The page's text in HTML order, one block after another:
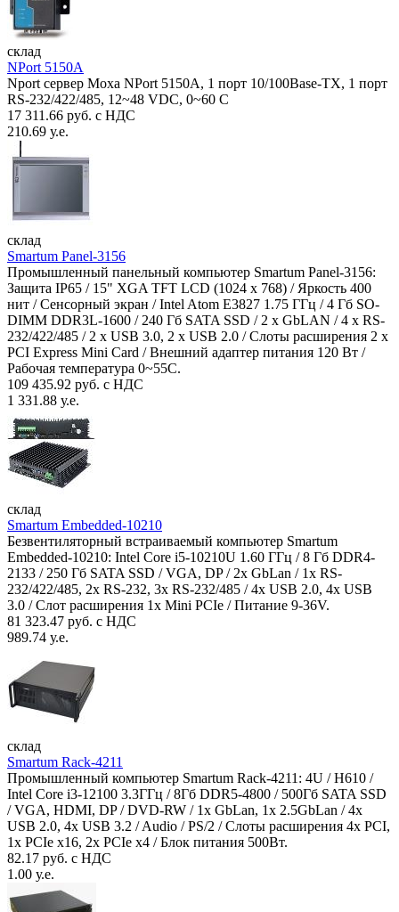
склад
NPort 5150A
Nport сервер Moxa NPort 5150A, 1 порт 10/100Base-TX, 1 порт
RS-232/422/485, 12~48 VDC, 0~60 С
17 311.66 руб. с НДС
210.69 у.е.
склад
Smartum Panel-3156
Промышленный панельный компьютер Smartum Panel-3156:
Защита IP65 / 15" XGA TFT LCD (1024 x 768) / Яркость 400
нит / Сенсорный экран / Intel Atom E3827 1.75 ГГц / 4 Гб SO-
DIMM DDR3L-1600 / 240 Гб SATA SSD / 2 x GbLAN / 4 x RS-
232/422/485 / 2 x USB 3.0, 2 x USB 2.0 / Слоты расширения 2 x
PCI Express Mini Card / Внешний адаптер питания 120 Вт /
Рабочая температура 0~55C.
109 435.92 руб. с НДС
1 331.88 у.е.
склад
Smartum Embedded-10210
Безвентиляторный встраиваемый компьютер Smartum
Embedded-10210: Intel Core i5-10210U 1.60 ГГц / 8 Гб DDR4-
2133 / 250 Гб SATA SSD / VGA, DP / 2х GbLan / 1х RS-
232/422/485, 2x RS-232, 3x RS-232/485 / 4x USB 2.0, 4х USB
3.0 / Слот расширения 1x Mini PCIe / Питание 9-36V.
81 323.47 руб. с НДС
989.74 у.е.
склад
Smartum Rack-4211
Промышленный компьютер Smartum Rack-4211: 4U / H610 /
Intel Core i3-12100 3.3ГГц / 8Гб DDR5-4800 / 500Гб SATA SSD
/ VGA, HDMI, DP / DVD-RW / 1x GbLan, 1x 2.5GbLan / 4x
USB 2.0, 4x USB 3.2 / Audio / PS/2 / Слоты расширения 4x PCI,
1x PCIe x16, 2x PCIe x4 / Блок питания 500Вт.
82.17 руб. с НДС
1.00 у.е.